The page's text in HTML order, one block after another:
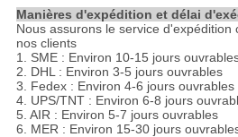
Manières d'expédition et délai
Nous assurons le service
nos clients
1. SME : Environ 10-15 jours
2. DHL : Environ 3-5 jours ouvrables
3. Fedex : Environ 4-6 jours ouvrables
4. UPS/TNT : Environ 6-8 jours
5. AIR : Environ 5-7 jours ouvrables
6. MER : Environ 15-30 jours